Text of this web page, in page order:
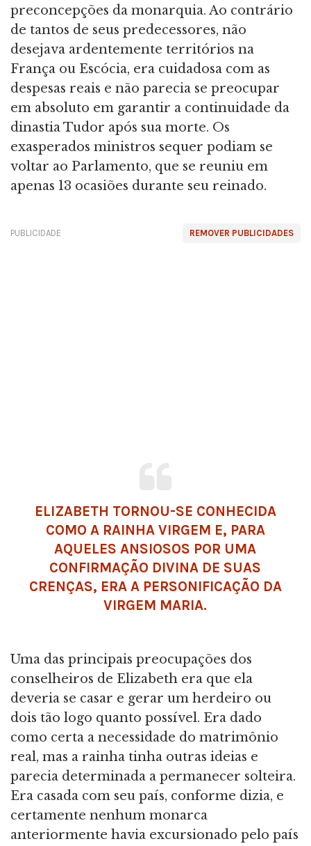
preconcepções da monarquia. Ao contrário
de tantos de seus predecessores, não
desejava ardentemente territórios na
França ou Escócia, era cuidadosa com as
despesas reais e não parecia se preocupar
em absoluto em garantir a continuidade da
dinastia Tudor após sua morte. Os
exasperados ministros sequer podiam se
voltar ao Parlamento, que se reuniu em
apenas 13 ocasiões durante seu reinado.
REMOVER PUBLICIDADES
PUBLICIDADE
ELIZABETH TORNOU-SE CONHECIDA
COMO A RAINHA VIRGEM E, PARA
AQUELES ANSIOSOS POR UMA
CONFIRMAÇÃO DIVINA DE SUAS
CRENÇAS, ERA A PERSONIFICAÇÃO DA
VIRGEM MARIA.
Uma das principais preocupações dos
conselheiros de Elizabeth era que ela
deveria se casar e gerar um herdeiro ou
dois tão logo quanto possível. Era dado
como certa a necessidade do matrimônio
real, mas a rainha tinha outras ideias e
parecia determinada a permanecer solteira.
Era casada com seu país, conforme dizia, e
certamente nenhum monarca
anteriormente havia excursionado pelo país